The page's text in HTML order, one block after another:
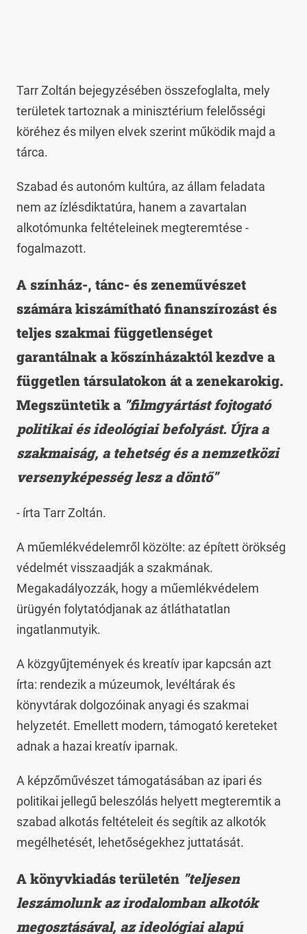
Tarr Zoltán bejegyzésében összefoglalta, mely
területek tartoznak a minisztérium felelősségi
köréhez és milyen elvek szerint működik majd a
tárca.
Szabad és autonóm kultúra, az állam feladata
nem az ízlésdiktatúra, hanem a zavartalan
alkotómunka feltételeinek megteremtése -
fogalmazott.
A színház-, tánc- és zeneművészet
számára kiszámítható finanszírozást és
teljes szakmai függetlenséget
garantálnak a kőszínházaktól kezdve a
független társulatokon át a zenekarokig.
Megszüntetik a "filmgyártást fojtogató
politikai és ideológiai befolyást. Újra a
szakmaiság, a tehetség és a nemzetközi
versenyképesség lesz a döntő"
- írta Tarr Zoltán.
A műemlékvédelemről közölte: az épített örökség
védelmét visszaadják a szakmának.
Megakadályozzák, hogy a műemlékvédelem
ürügyén folytatódjanak az átláthatatlan
ingatlanmutyik.
A közgyűjtemények és kreatív ipar kapcsán azt
írta: rendezik a múzeumok, levéltárak és
könyvtárak dolgozóinak anyagi és szakmai
helyzetét. Emellett modern, támogató kereteket
adnak a hazai kreatív iparnak.
A képzőművészet támogatásában az ipari és
politikai jellegű beleszólás helyett megteremtik a
szabad alkotás feltételeit és segítik az alkotók
megélhetését, lehetőségekhez juttatását.
A könyvkiadás területén "teljesen
leszámolunk az irodalomban alkotók
megosztásával, az ideológiai alapú